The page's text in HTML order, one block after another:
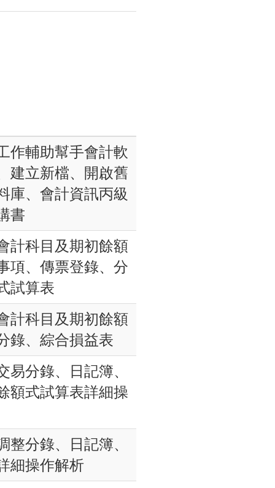
作輔助幫手會計軟
建立新檔、開啟舊
庫、會計資訊丙級
書
計科目及期初餘額
項、傳票登錄、分
試算表
計科目及期初餘額
錄、綜合損益表
易分錄、日記簿、
額式試算表詳細操
整分錄、日記簿、
細操作解析